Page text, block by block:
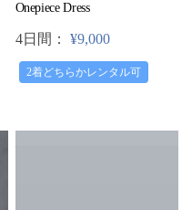
Onepiece Dress
4日間： ¥9,000
2着どちらかレンタル可